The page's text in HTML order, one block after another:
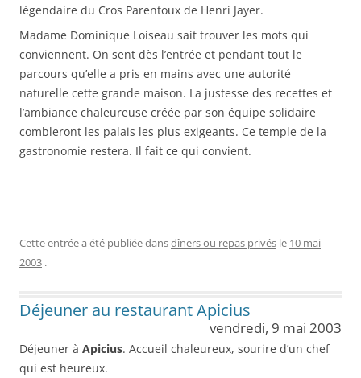
légendaire du Cros Parentoux de Henri Jayer.
Madame Dominique Loiseau sait trouver les mots qui
conviennent. On sent dès l’entrée et pendant tout le
parcours qu’elle a pris en mains avec une autorité
naturelle cette grande maison. La justesse des recettes et
l’ambiance chaleureuse créée par son équipe solidaire
combleront les palais les plus exigeants. Ce temple de la
gastronomie restera. Il fait ce qui convient.
Cette entrée a été publiée dansdîners ou repas privés le 10 mai
2003 .
Déjeuner au restaurant Apicius
vendredi, 9 mai 2003
Déjeuner à Apicius. Accueil chaleureux, sourire d’un chef
qui est heureux.